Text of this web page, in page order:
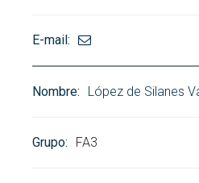
López de Silanes
FA3